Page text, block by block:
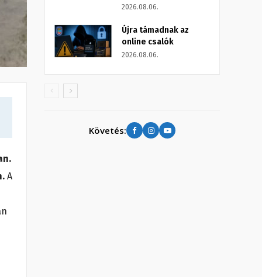
A
2026.08.06.
Újra támadnak az
online csalók
2026.08.06.
Követés: